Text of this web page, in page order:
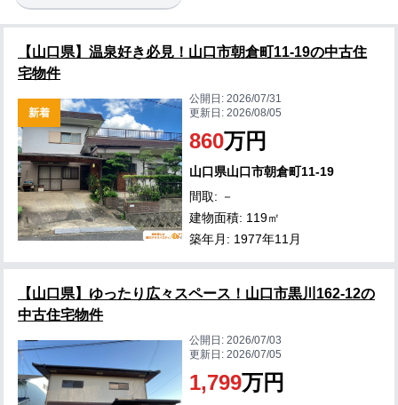
【山口県】温泉好き必見！山口市朝倉町11-19の中古住
宅物件
新着
公開日:2026/07/31
更新日:2026/08/05
860万円
山口県山口市朝倉町11-19
間取: －
建物面積: 119㎡
築年月: 1977年11月
【山口県】ゆったり広々スペース！山口市黒川162-12の
中古住宅物件
公開日:2026/07/03
更新日:2026/07/05
1,799万円